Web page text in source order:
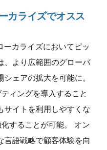
カライズでオスス
ーカライズにおいてピッ
、より広範囲のグローバ
ェアの拡大を可能に。
ィングを導入すること
サイトを利用しやすくな
することが可能。 オン
言語戦略で顧客体験を向